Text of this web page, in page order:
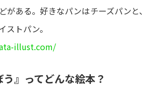
がある。好きなパンはチーズパンと、
ストパン。
illust.com/
う』ってどんな絵本？